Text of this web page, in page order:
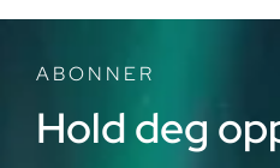
ABONNER
Hold deg